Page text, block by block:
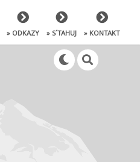
» ODKAZY » S´TAHUJ » KONTAKT